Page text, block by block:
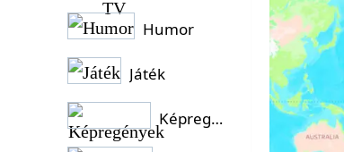
Humor
Játék
Képregények